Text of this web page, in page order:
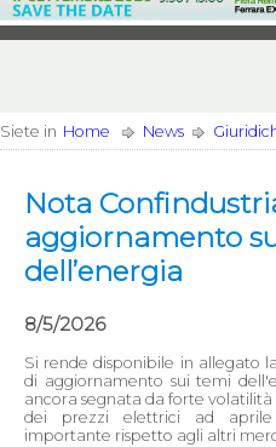
Siete in Home News
Nota
aggiornamento
dell’energia
8/5/2026
Si rende disponibile in allegato
di aggiornamento sui temi
ancora segnata da forte
dei prezzi elettrici ad aprile
importante rispetto agli altri